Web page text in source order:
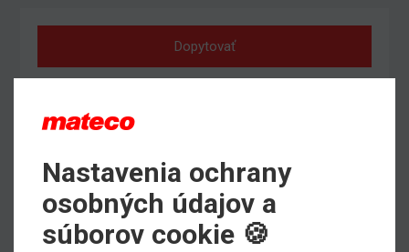
Dopytovať
5.39 m
Min. nosnosť
Nastavenia ochrany
osobných údajov a
súborov cookie 🍪